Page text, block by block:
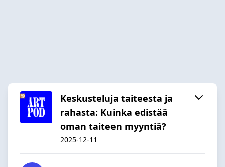
Keskusteluja taiteesta ja
rahasta: Kuinka edistää
oman taiteen myyntiä?
2025-12-11